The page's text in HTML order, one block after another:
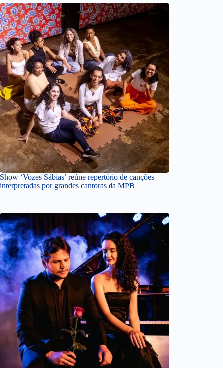
Show ‘Vozes Sábias’ reúne repertório de canções
interpretadas por grandes cantoras da MPB